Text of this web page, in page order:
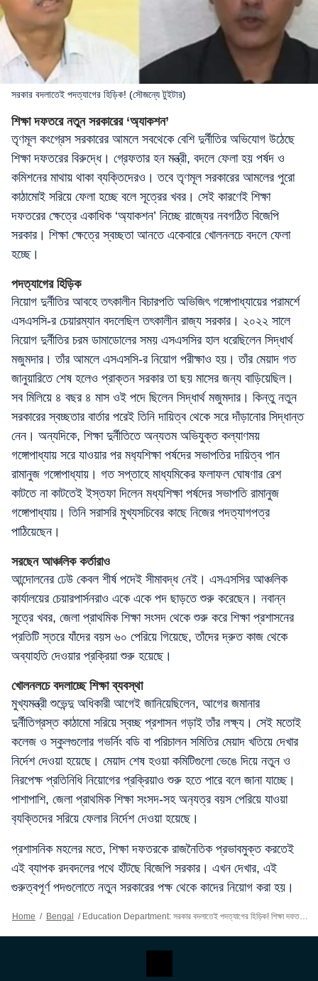
সরকার বদলাতেই পদত্যাগের হিড়িক! (সৌজন্যে টুইটার)
শিক্ষা দফতরে নতুন সরকারের ‘অ্যাকশন’
তৃণমূল কংগ্রেস সরকারের আমলে সবথেকে বেশি দুর্নীতির অভিযোগ উঠেছে
শিক্ষা দফতরের বিরুদ্ধে। গ্রেফতার হন মন্ত্রী, বদলে ফেলা হয় পর্ষদ ও
কমিশনের মাথায় থাকা ব্যক্তিদেরও। তবে তৃণমূল সরকারের আমলের পুরো
কাঠামোই সরিয়ে ফেলা হচ্ছে বলে সূত্রের খবর। সেই কারণেই শিক্ষা
দফতরের ক্ষেত্রে একাধিক ‘অ্যাকশন’ নিচ্ছে রাজ্যের নবগঠিত বিজেপি
সরকার। শিক্ষা ক্ষেত্রে স্বচ্ছতা আনতে একেবারে খোলনলচে বদলে ফেলা
হচ্ছে।
পদত্যাগের হিড়িক
নিয়োগ দুর্নীতির আবহে তৎকালীন বিচারপতি অভিজিৎ গঙ্গোপাধ্যায়ের পরামর্শে
এসএসসি-র চেয়ারম্যান বদলেছিল তৎকালীন রাজ্য সরকার। ২০২২ সালে
নিয়োগ দুর্নীতির চরম ডামাডোলের সময় এসএসসির হাল ধরেছিলেন সিদ্ধার্থ
মজুমদার। তাঁর আমলে এসএসসি-র নিয়োগ পরীক্ষাও হয়। তাঁর মেয়াদ গত
জানুয়ারিতে শেষ হলেও প্রাক্তন সরকার তা ছয় মাসের জন্য বাড়িয়েছিল।
সব মিলিয়ে ৪ বছর ৪ মাস ওই পদে ছিলেন সিদ্ধার্থ মজুমদার। কিন্তু নতুন
সরকারের স্বচ্ছতার বার্তার পরেই তিনি দায়িত্ব থেকে সরে দাঁড়ানোর সিদ্ধান্ত
নেন। অন্যদিকে, শিক্ষা দুর্নীতিতে অন্যতম অভিযুক্ত কল্যাণময়
গঙ্গোপাধ্যায় সরে যাওয়ার পর মধ‍্যশিক্ষা পর্ষদের সভাপতির দায়িত্ব পান
রামানুজ গঙ্গোপাধ্যায়। গত সপ্তাহে মাধ্যমিকের ফলাফল ঘোষণার রেশ
কাটতে না কাটতেই ইস্তফা দিলেন মধ্যশিক্ষা পর্ষদের সভাপতি রামানুজ
গঙ্গোপাধ্যায়। তিনি সরাসরি মুখ্যসচিবের কাছে নিজের পদত্যাগপত্র
পাঠিয়েছেন।
সরছেন আঞ্চলিক কর্তারাও
আন্দোলনের ঢেউ কেবল শীর্ষ পদেই সীমাবদ্ধ নেই। এসএসসির আঞ্চলিক
কার্যালয়ের চেয়ারপার্সনরাও একে একে পদ ছাড়তে শুরু করেছেন। নবান্ন
সূত্রে খবর, জেলা প্রাথমিক শিক্ষা সংসদ থেকে শুরু করে শিক্ষা প্রশাসনের
প্রতিটি স্তরে যাঁদের বয়স ৬০ পেরিয়ে গিয়েছে, তাঁদের দ্রুত কাজ থেকে
অব্যাহতি দেওয়ার প্রক্রিয়া শুরু হয়েছে।
খোলনলচে বদলাচ্ছে শিক্ষা ব্যবস্থা
মুখ্যমন্ত্রী শুভেন্দু অধিকারী আগেই জানিয়েছিলেন, আগের জমানার
দুর্নীতিগ্রস্ত কাঠামো সরিয়ে স্বচ্ছ প্রশাসন গড়াই তাঁর লক্ষ্য। সেই মতোই
কলেজ ও স্কুলগুলোর গভর্নিং বডি বা পরিচালন সমিতির মেয়াদ খতিয়ে দেখার
নির্দেশ দেওয়া হয়েছে। মেয়াদ শেষ হওয়া কমিটিগুলো ভেঙে দিয়ে নতুন ও
নিরপেক্ষ প্রতিনিধি নিয়োগের প্রক্রিয়াও শুরু হতে পারে বলে জানা যাচ্ছে।
পাশাপাশি, জেলা প্রাথমিক শিক্ষা সংসদ-সহ অন‍্যত্র বয়স পেরিয়ে যাওয়া
ব‍্যক্তিদের সরিয়ে ফেলার নির্দেশ দেওয়া হয়েছে।
প্রশাসনিক মহলের মতে, শিক্ষা দফতরকে রাজনৈতিক প্রভাবমুক্ত করতেই
এই ব্যাপক রদবদলের পথে হাঁটছে বিজেপি সরকার। এখন দেখার, এই
গুরুত্বপূর্ণ পদগুলোতে নতুন সরকারের পক্ষ থেকে কাদের নিয়োগ করা হয়।
Home / Bengal / Education Department: সরকার বদলাতেই পদত্যাগের হিড়িক! শিক্ষা দফতরে রদবদল, SSC চেয়ারম্যান-পর্ষদ সভাপতির ইস্তফা